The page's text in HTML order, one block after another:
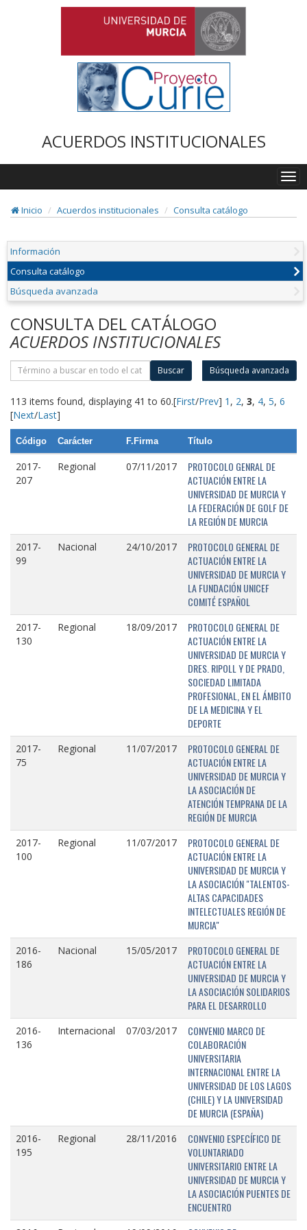
ACUERDOS INSTITUCIONALES
Inicio
Acuerdos institucionales Consulta catálogo
Información
Consulta catálogo
Búsqueda avanzada
CONSULTA DEL CATÁLOGO
ACUERDOS INSTITUCIONALES
Buscar Búsqueda avanzada
113 items found, displaying 41 to 60.[First/Prev] 1 , 2, 3, 4, 5, 6
[Next/Last]
Código Carácter F.Firma Título
2017-
207
Regional 07/11/2017
PROTOCOLO GENRAL DE
ACTUACIÓN ENTRE LA
UNIVERSIDAD DE MURCIA Y
LA FEDERACIÓN DE GOLF DE
LA REGIÓN DE MURCIA
2017-
99
Nacional 24/10/2017
PROTOCOLO GENERAL DE
ACTUACIÓN ENTRE LA
UNIVERSIDAD DE MURCIA Y
LA FUNDACIÓN UNICEF
COMITÉ ESPAÑOL
2017-
130
Regional 18/09/2017
PROTOCOLO GENERAL DE
ACTUACIÓN ENTRE LA
UNIVERSIDAD DE MURCIA Y
DRES. RIPOLL Y DE PRADO,
SOCIEDAD LIMITADA
PROFESIONAL, EN EL ÁMBITO
DE LA MEDICINA Y EL
DEPORTE
2017-
75
Regional 11/07/2017
PROTOCOLO GENERAL DE
ACTUACIÓN ENTRE LA
UNIVERSIDAD DE MURCIA Y
LA ASOCIACIÓN DE
ATENCIÓN TEMPRANA DE LA
REGIÓN DE MURCIA
2017-
100
Regional 11/07/2017
PROTOCOLO GENERAL DE
ACTUACIÓN ENTRE LA
UNIVERSIDAD DE MURCIA Y
LA ASOCIACIÓN "TALENTOS-
ALTAS CAPACIDADES
INTELECTUALES REGIÓN DE
MURCIA"
2016-
186
Nacional 15/05/2017
PROTOCOLO GENERAL DE
ACTUACIÓN ENTRE LA
UNIVERSIDAD DE MURCIA Y
LA ASOCIACIÓN SOLIDARIOS
PARA EL DESARROLLO
2016-
136
Internacional 07/03/2017
CONVENIO MARCO DE
COLABORACIÓN
UNIVERSITARIA
INTERNACIONAL ENTRE LA
UNIVERSIDAD DE LOS LAGOS
(CHILE) Y LA UNIVERSIDAD
DE MURCIA (ESPAÑA)
2016-
195
Regional 28/11/2016
CONVENIO ESPECÍFICO DE
VOLUNTARIADO
UNIVERSITARIO ENTRE LA
UNIVERSIDAD DE MURCIA Y
LA ASOCIACIÓN PUENTES DE
ENCUENTRO